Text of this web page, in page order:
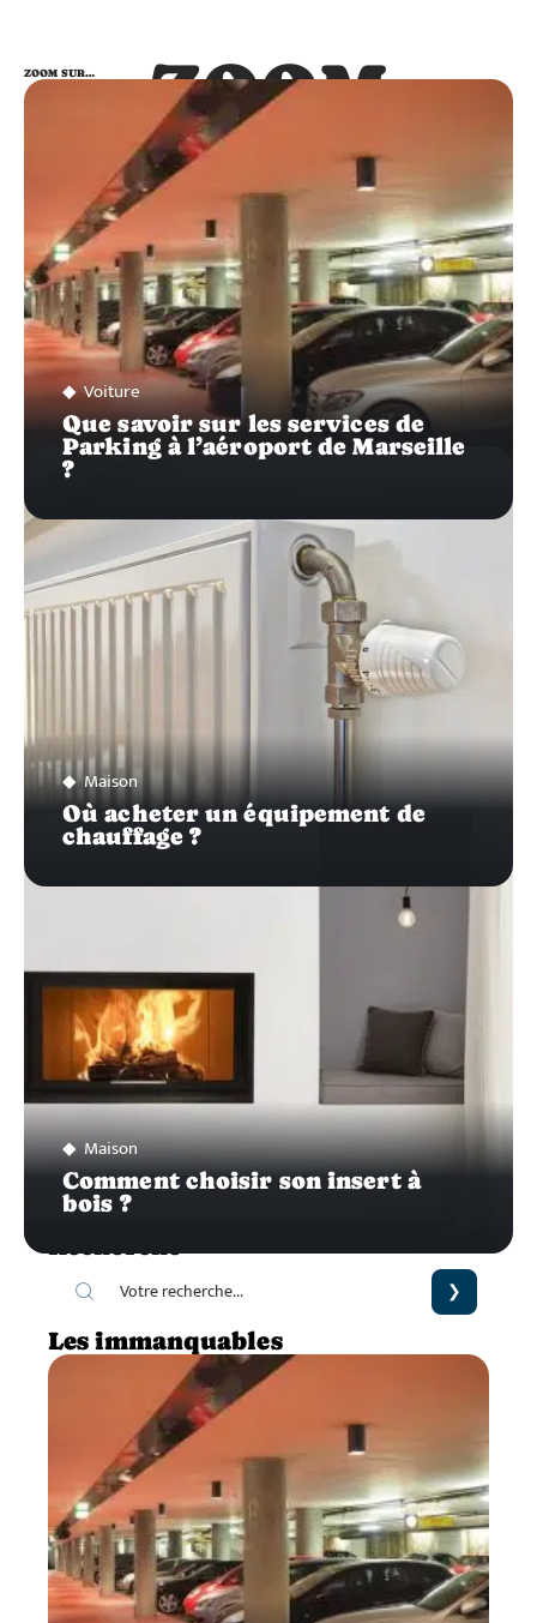
ZOOM
SUR…
ZOOM SUR…
Voiture
Que savoir sur les services de
Parking à l’aéroport de Marseille
?
Maison
Où acheter un équipement de
chauffage ?
Maison
Comment choisir son insert à
bois ?
Les immanquables